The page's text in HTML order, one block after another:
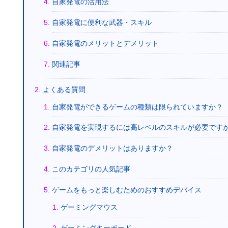
自家発電の活用法
自家発電に便利な武器・スキル
自家発電のメリットとデメリット
関連記事
よくある質問
自家発電ができるゲームの種類は限られていますか？
自家発電を実現するには高レベルのスキルが必要です
自家発電のデメリットはありますか？
このカテゴリの人気記事
ゲームをもっと楽しむためのおすすめデバイス
ゲーミングマウス